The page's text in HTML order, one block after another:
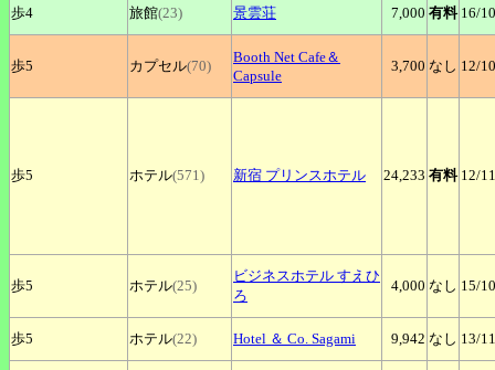
歩4 旅館(23) 景雲荘 7,000 有料 16/10
歩5 カプセル(70)
Booth Net Cafe＆
Capsule
3,700 なし 12/10
歩5 ホテル(571) 新宿 プリンスホテル 24,233 有料 12/11
歩5 ホテル(25)
ビジネスホテル すえひ
ろ
4,000 なし 15/10
歩5 ホテル(22) Hotel ＆ Co. Sagami 9,942 なし 13/11